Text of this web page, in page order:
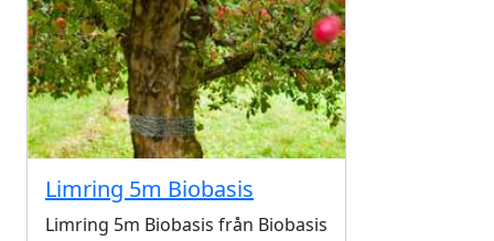
Limring 5m Biobasis
Limring 5m Biobasis från Biobasis